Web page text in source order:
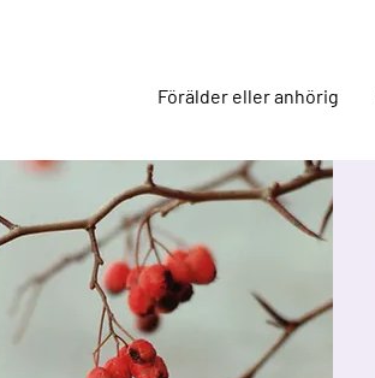
Förälder eller anhörig